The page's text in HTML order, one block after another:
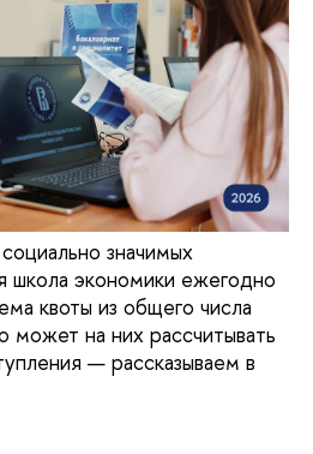
значимых
школа экономики ежегодно
квоты из общего числа
на них рассчитывать
— рассказываем в